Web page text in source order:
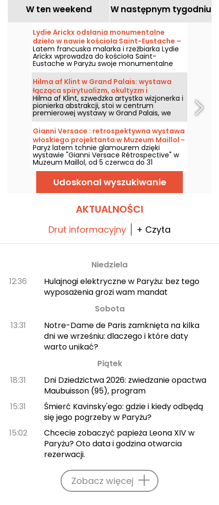
W ten weekend W następnym tygodniu
Lydie Arickx odsłania monumentalne
dzieło w nawie kościoła Saint-Eustache –
nasze zdjęcia
Latem francuska malarka i rzeźbiarka Lydie
Arickx wprowadza do kościoła Saint-
Eustache w Paryżu swoje monumentalne
dzieło pod tytułem „Le Souffle”. Zapraszamy
od 10 lipca do 29 września 2026 roku, by
podziwiać tę instalację zawieszoną na
siedmiometrowej wysokości nad przęsłem
środkowym nawy.
Hilma af Klint w Grand Palais: wystawa
łącząca spirytualizm, okultyzm i
abstrakcję
Hilma af Klint, szwedzka artystka wizjonerka i
pionierka abstrakcji, stoi w centrum
premierowej wystawy w Grand Palais, we
współpracy z Centre Pompidou, od 6 maja
do 30 sierpnia 2026 roku. Jej mistyczne
dzieła, czerpiące z duchowości i okultyzmu,
zostaną po raz pierwszy zaprezentowane we
Francji w ramach trasy obejmującej niemal
kompletne dzieła z cyklu Obrazy Świątyni, jej
największego osiągnięcia.
Gianni Versace : retrospektywna wystawa
włoskiego projektanta w Muzeum Maillol -
przedłużenia
Paryż latem tchnie glamourem dzięki
wystawie "Gianni Versace Rétrospective" w
Muzeum Maillol, od 5 czerwca do 31
października 2026. Między barokiem a
nadmiarem wzorów, retrospektywna
wystawa mody zapowiada barwy i
ekstrawagancję, na miarę samej legendy.
Udoskonal wyszukiwanie
AKTUALNOŚCI
Drut informacyjny + Czyta
Niedziela
12:36
Hulajnogi elektryczne w Paryżu: bez tego
wyposażenia grozi wam mandat
Sobota
13:31
Notre-Dame de Paris zamknięta na kilka
dni we wrześniu: dlaczego i które daty
warto unikać?
Piątek
18:31
Dni Dziedzictwa 2026: zwiedzanie opactwa
Maubuisson (95), program
15:31
Śmierć Kavinsky'ego: gdzie i kiedy odbędą
się jego pogrzeby w Paryżu?
15:02
Chcecie zobaczyć papieża Leona XIV w
Paryżu? Oto data i godzina otwarcia
rezerwacji.
Zobacz więcej